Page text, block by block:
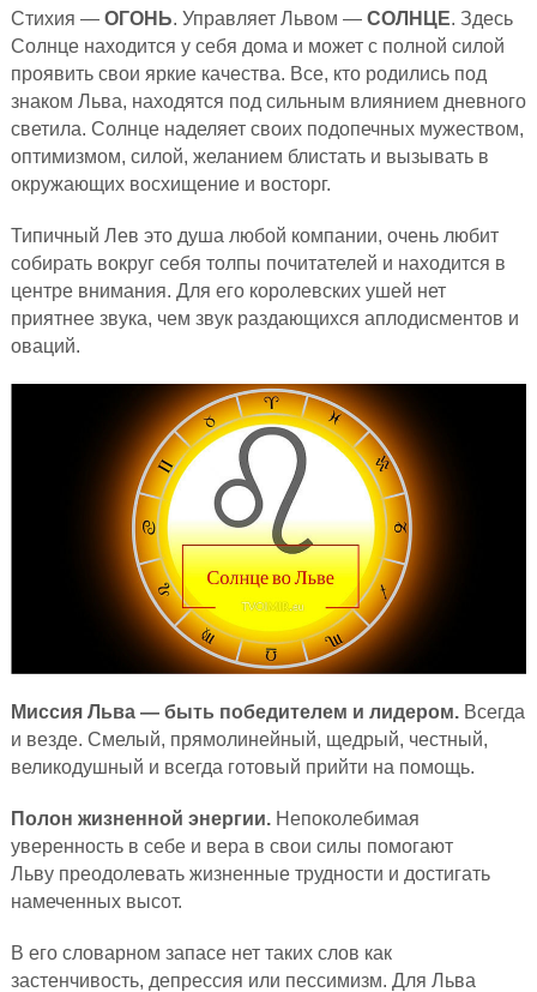
Стихия — ОГОНЬ. Управляет Львом — СОЛНЦЕ. Здесь
Солнце находится у себя дома и может с полной силой
проявить свои яркие качества. Все, кто родились под
знаком Льва, находятся под сильным влиянием дневного
светила. Солнце наделяет своих подопечных мужеством,
оптимизмом, силой, желанием блистать и вызывать в
окружающих восхищение и восторг.
Типичный Лев это душа любой компании, очень любит
собирать вокруг себя толпы почитателей и находится в
центре внимания. Для его королевских ушей нет
приятнее звука, чем звук раздающихся аплодисментов и
оваций.
Миссия Льва — быть победителем и лидером.Всегда
и везде. Смелый, прямолинейный, щедрый, честный,
великодушный и всегда готовый прийти на помощь.
Полон жизненной энергии.Непоколебимая
уверенность в себе и вера в свои силы помогают
Льву преодолевать жизненные трудности и достигать
намеченных высот.
В его словарном запасе нет таких слов как
застенчивость, депрессия или пессимизм. Для Льва